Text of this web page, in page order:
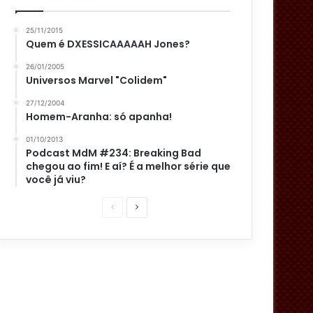
25/11/2015
Quem é DXESSICAAAAAH Jones?
26/01/2005
Universos Marvel "Colidem"
27/12/2004
Homem-Aranha: só apanha!
01/10/2013
Podcast MdM #234: Breaking Bad
chegou ao fim! E aí? É a melhor série que
você já viu?